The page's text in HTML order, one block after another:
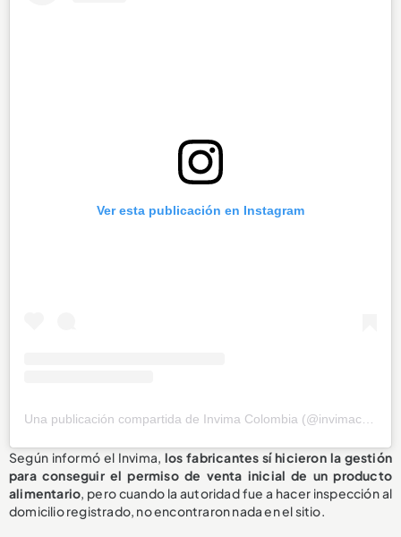
Ver esta publicación en Instagram
Según informó el Invima, los fabricantes sí hicieron la gestión
para conseguir el permiso de venta inicial de un producto
alimentario, pero cuando la autoridad fue a hacer inspección al
domicilio registrado, no encontraron nada en el sitio.